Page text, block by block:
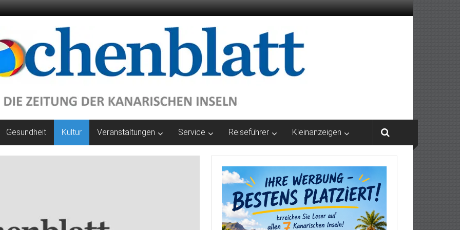
Gesundheit Kultur Veranstaltungen Service Reiseführer Kleinanzeigen